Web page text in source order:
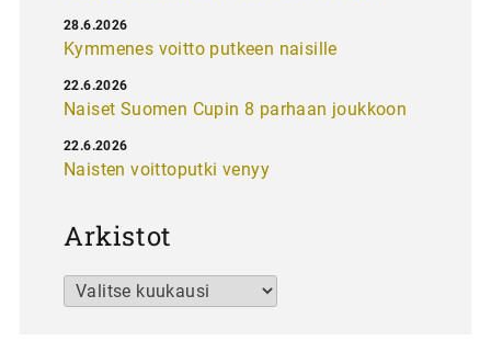
Kymmenes voitto putkeen naisille
28.6.2026
Naiset Suomen Cupin 8 parhaan joukkoon
22.6.2026
Naisten voittoputki venyy
22.6.2026
Arkistot
Arkistot